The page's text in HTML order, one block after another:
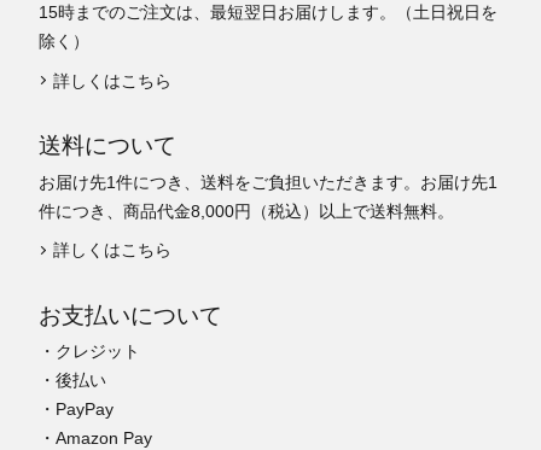
15時までのご注文は、最短翌日お届けします。（土日祝日を
除く）
詳しくはこちら
送料について
お届け先1件につき、送料をご負担いただきます。お届け先1
件につき、商品代金8,000円（税込）以上で送料無料。
詳しくはこちら
お支払いについて
・クレジット
・後払い
・PayPay
・Amazon Pay